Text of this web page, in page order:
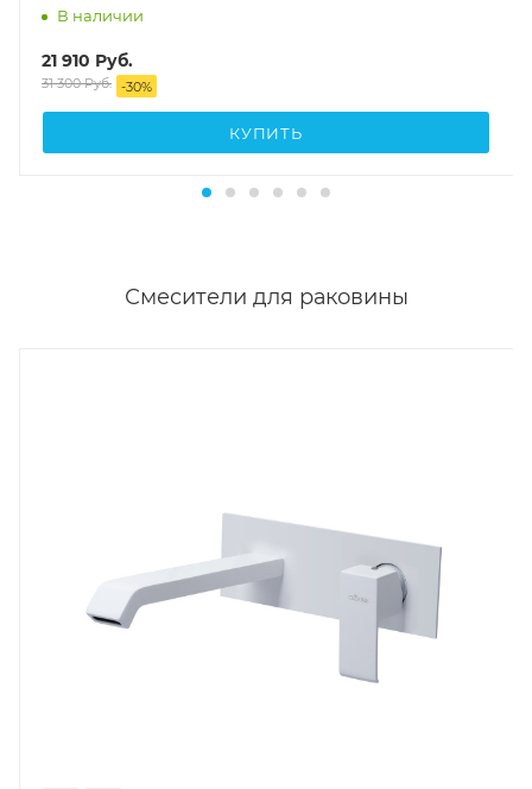
В наличии
21 910 Руб.
31 300Руб. -30%
КУПИТЬ
Смесители для раковины